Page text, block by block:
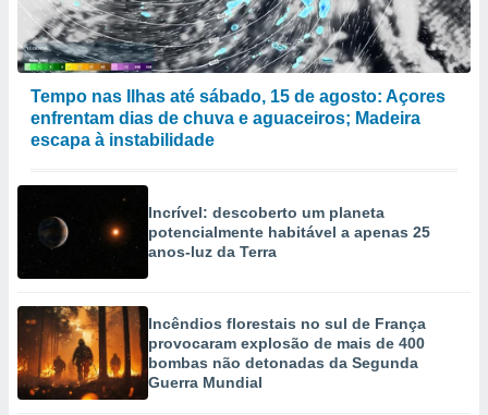
Tempo nas Ilhas até sábado, 15 de agosto: Açores
enfrentam dias de chuva e aguaceiros; Madeira
escapa à instabilidade
Incrível: descoberto um planeta
potencialmente habitável a apenas 25
anos-luz da Terra
Incêndios florestais no sul de França
provocaram explosão de mais de 400
bombas não detonadas da Segunda
Guerra Mundial